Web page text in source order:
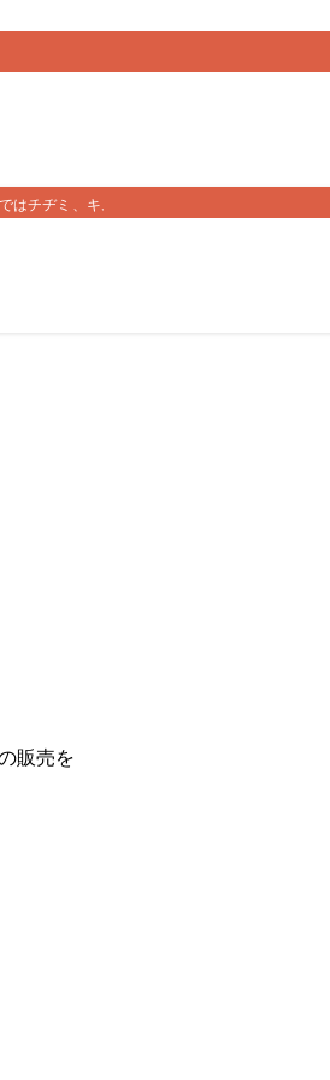
チヂミ、キムチ、キンパを販売しております。
販売を